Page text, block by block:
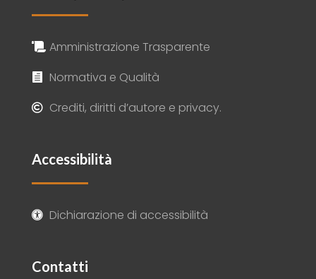
 Amministrazione Trasparente
 Normativa e Qualità
 Crediti, diritti d’autore e privacy.
Accessibilità
 Dichiarazione di accessibilità
Contatti